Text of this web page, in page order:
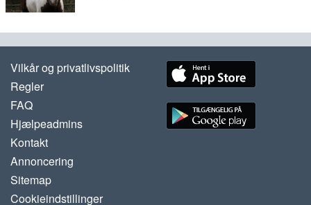
Vilkår og privatlivspolitik
Regler
FAQ
Hjælpeadmins
Kontakt
Annoncering
Sitemap
Cookieindstillinger